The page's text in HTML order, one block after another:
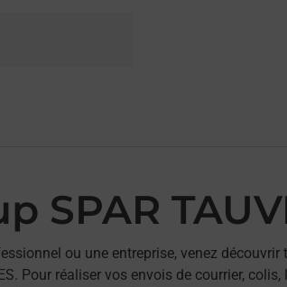
SPAR
ou une entreprise, venez
Pour réaliser vos envois de courrier,